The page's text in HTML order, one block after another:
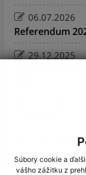
Súbory cookie a
vášho zážitku z
06.07.2026
Referendum
29.12.2025
Informácia pre